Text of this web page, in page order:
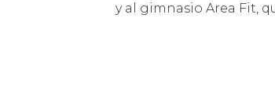
y al gimnasio Area Fit,